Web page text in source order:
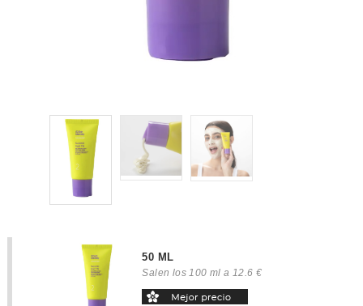
50 ML
Salen los 100 ml a 12.6 €